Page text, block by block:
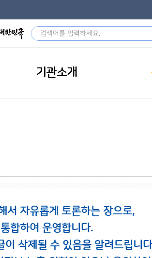
기관소개
서 자유롭게 토론하는 장으로,
합하여 운영합니다.
삭제될 수 있음을 알려드립니